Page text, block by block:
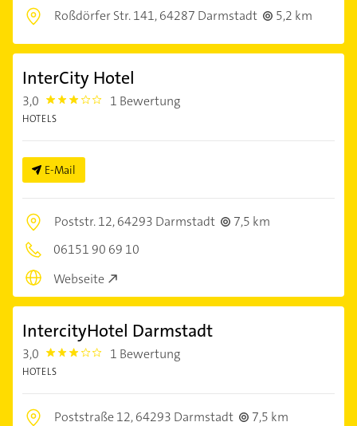
Roßdörfer Str. 141,64287 Darmstadt 5,2 km
InterCity Hotel
3,0 3.0 1 Bewertung
HOTELS
E-Mail
Poststr. 12,64293 Darmstadt
7,5 km
06151 90 69 10
Webseite
IntercityHotel Darmstadt
3,0 3.0 1 Bewertung
HOTELS
Poststraße 12,64293 Darmstadt
7,5 km